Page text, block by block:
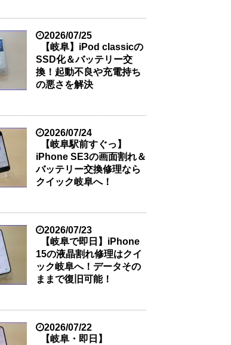
2026/07/25
【岐阜】iPod classicの
SSD化＆バッテリー交
換！起動不良や充電持ち
の悪さを解決
2026/07/24
【岐阜駅前すぐっ】
iPhone SE3の画面割れ＆
バッテリー交換修理なら
クイック岐阜へ！
2026/07/23
【岐阜で即日】iPhone
15の液晶割れ修理はクイ
ック岐阜へ！データその
ままで復旧可能！
2026/07/22
【岐阜・即日】